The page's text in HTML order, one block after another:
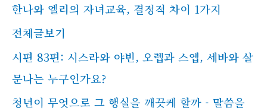
한나와 엘리의 자녀교육, 결정적 차이 1가지
전체글보기
시편 83편: 시스라와 야빈, 오렙과 스엡, 세바와 살
문나는 누구인가요?
청년이 무엇으로 그 행실을 깨끗케 할까 - 말씀을